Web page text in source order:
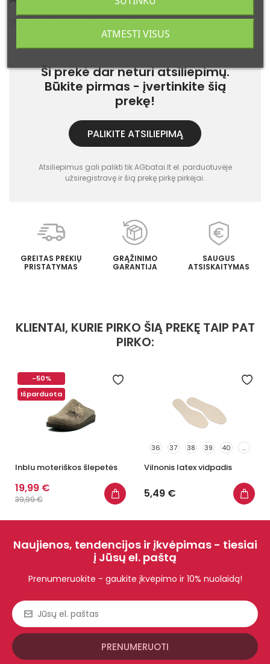
Atsiliepimų: 0
Ši prekė dar neturi atsiliepimų.
Būkite pirmas - įvertinkite šią
prekę!
PALIKITE ATSILIEPIMĄ
Atsiliepimus gali palikti tik AGbatai.lt el. parduotuvėje
užsiregistravę ir šią prekę pirkę pirkėjai.
GREITAS PREKIŲ
PRISTATYMAS
GRĄŽINIMO
GARANTIJA
SAUGUS
ATSISKAITYMAS
KLIENTAI, KURIE PIRKO ŠIĄ PREKĘ TAIP PAT
PIRKO:
-50%
Išparduota
Inblu moteriškos šlepetės
19,99 €
39,99 €
36 37 38 39 40 ...
Vilnonis latex vidpadis
5,49 €
Naujienos, tendencijos ir įkvėpimas - tiesiai
į Jūsų el. paštą
Prenumeruokite - gaukite įkvėpimo ir 10% nuolaidą!
ATMESTI VISUS